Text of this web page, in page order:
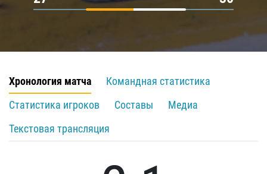
Хронология матча
Командная статистика
Статистика игроков
Составы
Медиа
Текстовая трансляция